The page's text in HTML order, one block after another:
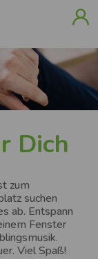
Dich
zum
suchen
ab. Entspann
Fenster
Viel Spaß!